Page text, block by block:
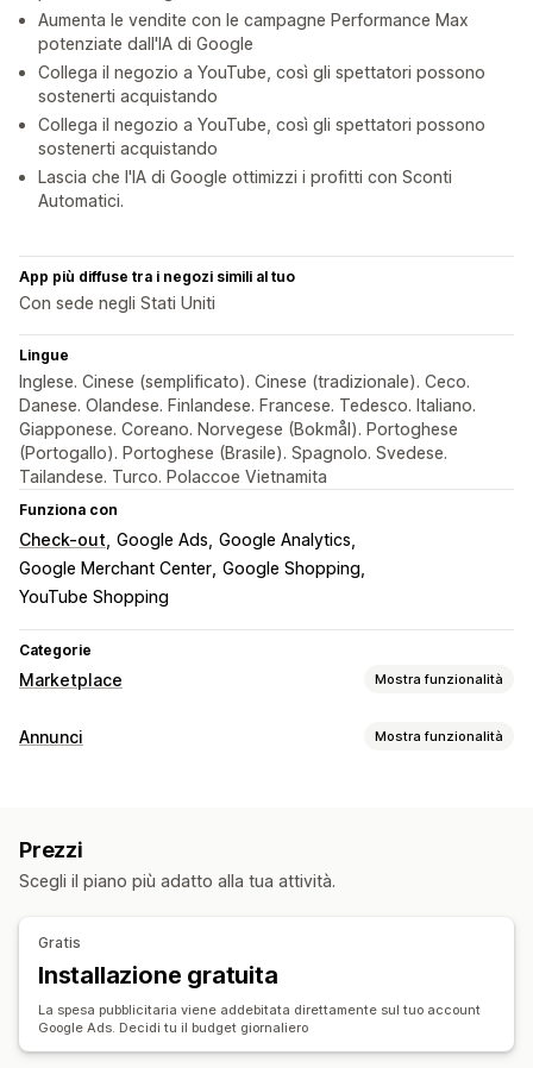
Aumenta le vendite con le campagne Performance Max
potenziate dall'IA di Google
Collega il negozio a YouTube, così gli spettatori possono
sostenerti acquistando
Collega il negozio a YouTube, così gli spettatori possono
sostenerti acquistando
Lascia che l'IA di Google ottimizzi i profitti con Sconti
Automatici.
App più diffuse tra i negozi simili al tuo
Con sede negli Stati Uniti
Lingue
Inglese. Cinese (semplificato). Cinese (tradizionale). Ceco.
Danese. Olandese. Finlandese. Francese. Tedesco. Italiano.
Giapponese. Coreano. Norvegese (Bokmål). Portoghese
(Portogallo). Portoghese (Brasile). Spagnolo. Svedese.
Tailandese. Turco. Polaccoe Vietnamita
Funziona con
Check-out Google Ads Google Analytics
Google Merchant Center Google Shopping
YouTube Shopping
Categorie
Marketplace Mostra funzionalità
Gestione delle inserzioni
Gestione degli ordini
Sincronizzazione delle scorte
Annunci Mostra funzionalità
Pubblico personalizzato
Targeting tramite IA Retargeting
Immagini e video basati sull’IA
Annunci video
Prezzi
Scegli il piano più adatto alla tua attività.
Gratis
Installazione gratuita
La spesa pubblicitaria viene addebitata direttamente sul tuo account
Google Ads. Decidi tu il budget giornaliero